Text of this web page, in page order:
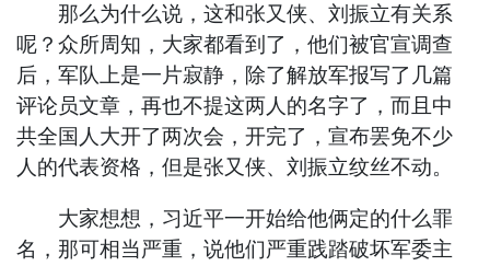
那么为什么说，这和张又侠、刘振立有关系
呢？众所周知，大家都看到了，他们被官宣调查
后，军队上是一片寂静，除了解放军报写了几篇
评论员文章，再也不提这两人的名字了，而且中
共全国人大开了两次会，开完了，宣布罢免不少
人的代表资格，但是张又侠、刘振立纹丝不动。
大家想想，习近平一开始给他俩定的什么罪
名，那可相当严重，说他们严重践踏破坏军委主